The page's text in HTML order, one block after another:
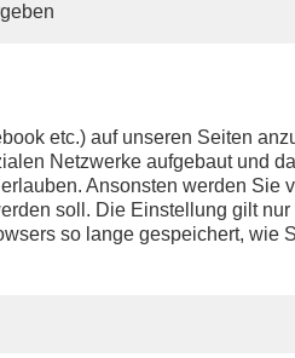
etc.) auf unseren Seiten
Netzwerke aufgebaut und
Ansonsten werden Sie
soll. Die Einstellung gilt nur
so lange gespeichert, wie